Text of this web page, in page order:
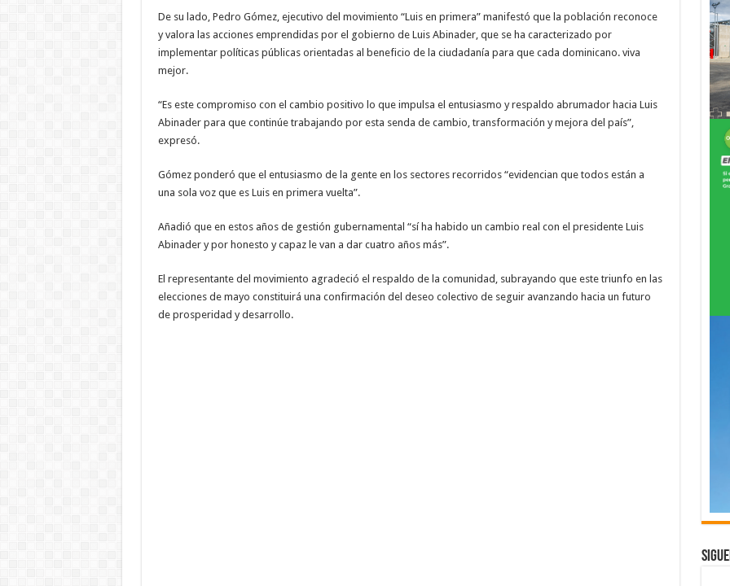
De su lado, Pedro Gómez, ejecutivo del movimiento “Luis en primera” manifestó que la población reconoce
y valora las acciones emprendidas por el gobierno de Luis Abinader, que se ha caracterizado por
implementar políticas públicas orientadas al beneficio de la ciudadanía para que cada dominicano. viva
mejor.
“Es este compromiso con el cambio positivo lo que impulsa el entusiasmo y respaldo abrumador hacia Luis
Abinader para que continúe trabajando por esta senda de cambio, transformación y mejora del país”,
expresó.
Gómez ponderó que el entusiasmo de la gente en los sectores recorridos “evidencian que todos están a
una sola voz que es Luis en primera vuelta”.
Añadió que en estos años de gestión gubernamental “sí ha habido un cambio real con el presidente Luis
Abinader y por honesto y capaz le van a dar cuatro años más”.
El representante del movimiento agradeció el respaldo de la comunidad, subrayando que este triunfo en las
elecciones de mayo constituirá una confirmación del deseo colectivo de seguir avanzando hacia un futuro
de prosperidad y desarrollo.